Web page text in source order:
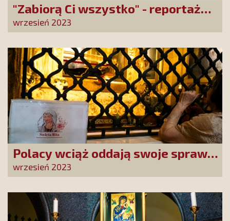
"Zabiorą Ci wszystko" - reportaż
specjalny PCh24TV
wrzesień 2023
Polacy wciąż oddają swoje sprawy
św. Ricie
wrzesień 2023